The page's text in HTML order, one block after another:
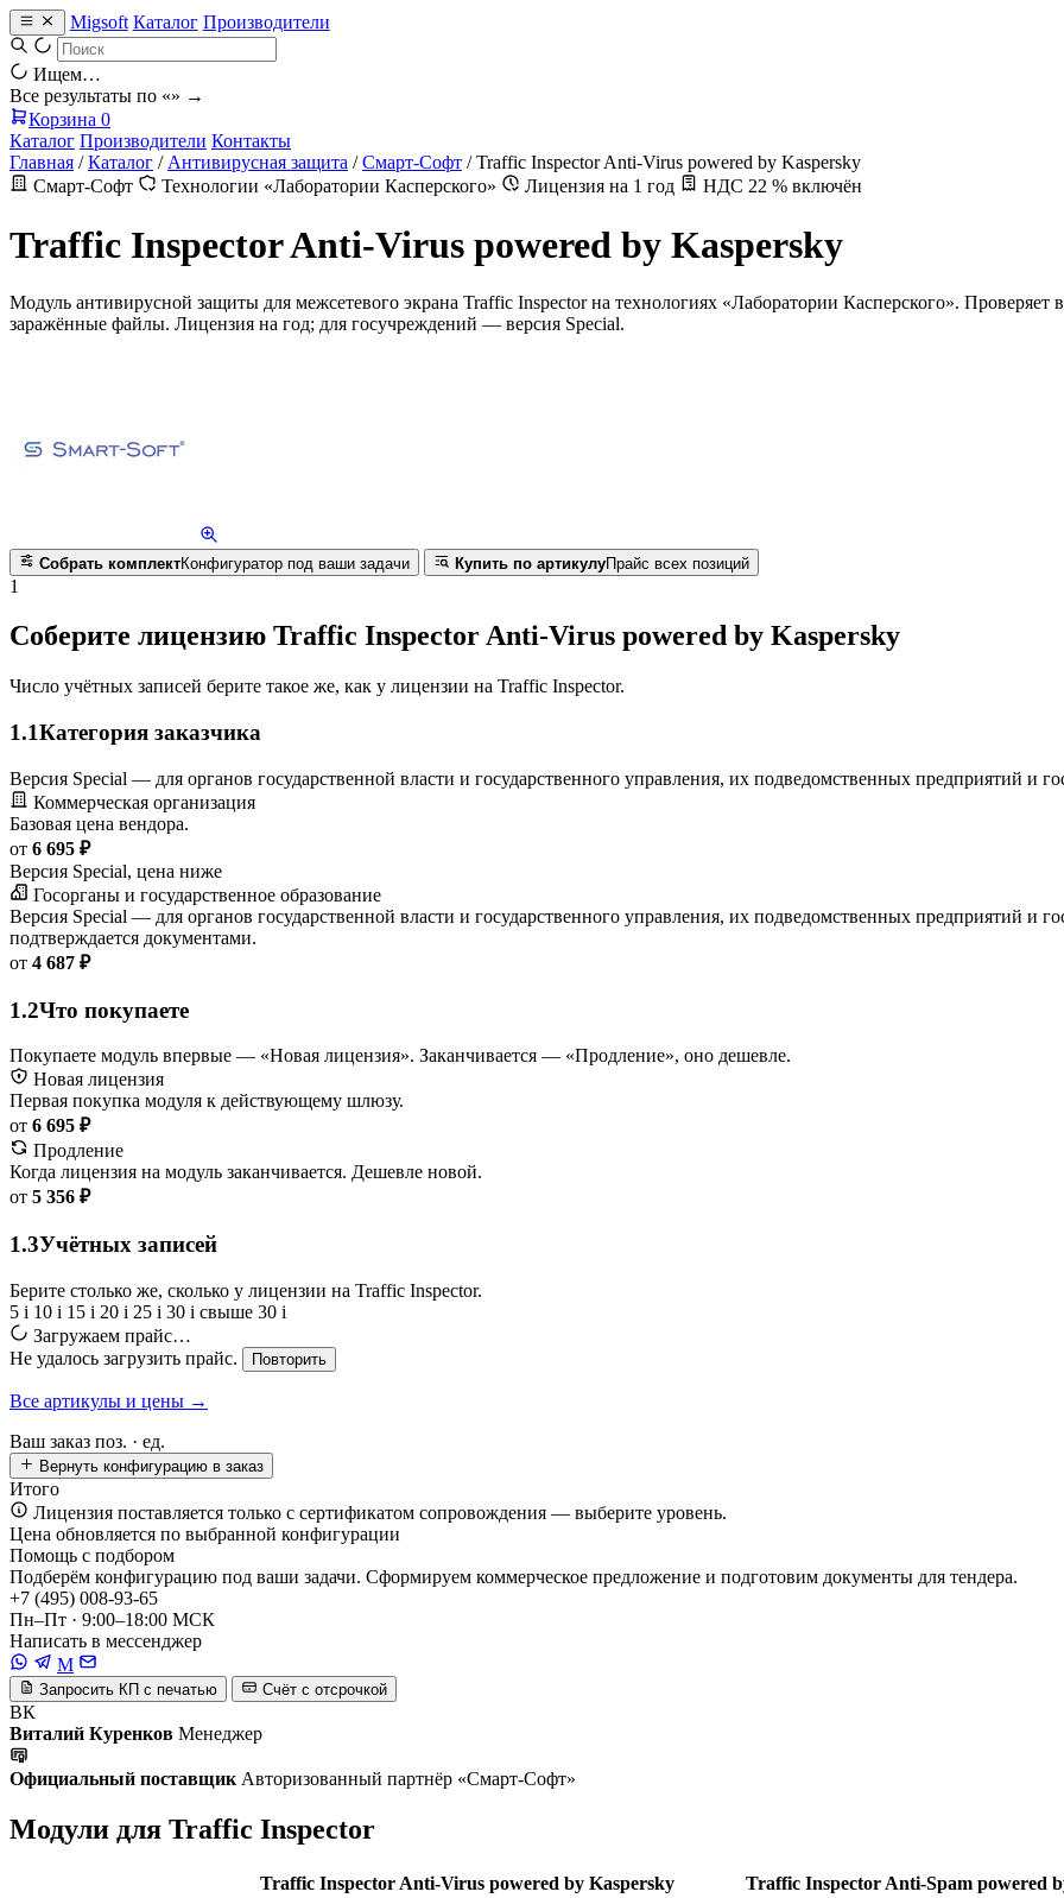
Migsoft Каталог Производители
Ищем…
Все результаты по «» →
Корзина 0
Каталог Производители Контакты
Главная / Каталог / Антивирусная защита / Смарт-Софт / Traffic Inspector Anti-Virus powered by Kaspersky
Смарт-Софт
Технологии «Лаборатории Касперского» Лицензия на 1 год НДС 22 % включён
Traffic Inspector Anti-Virus powered by Kaspersky
Модуль антивирусной защиты для межсетевого экрана Traffic Inspector на технологиях «Лаборатории Касперского».
заражённые файлы. Лицензия на год; для госучреждений — версия Special.
Собрать комплектКонфигуратор под ваши задачи Купить по артикулуПрайс всех позиций
1
Соберите лицензию Traffic Inspector Anti-Virus powered by Kaspersky
Число учётных записей берите такое же, как у лицензии на Traffic Inspector.
1.1Категория заказчика
Версия Special — для органов государственной власти и государственного управления, их подведомственных предприятий и
Коммерческая организация
Базовая цена вендора.
от 6 695 ₽
Версия Special, цена ниже
Госорганы и государственное образование
Версия Special — для органов государственной власти и государственного управления, их подведомственных предприятий и
подтверждается документами.
от 4 687 ₽
1.2Что покупаете
Покупаете модуль впервые — «Новая лицензия». Заканчивается — «Продление», оно дешевле.
Новая лицензия
Первая покупка модуля к действующему шлюзу.
от 6 695 ₽
Продление
Когда лицензия на модуль заканчивается. Дешевле новой.
от 5 356 ₽
1.3Учётных записей
Берите столько же, сколько у лицензии на Traffic Inspector.
5 i 10 i 15 i 20 i 25 i 30 i свыше 30 i
Загружаем прайс…
Не удалось загрузить прайс.
Повторить
Все артикулы и цены →
Ваш заказ поз. · ед.
Вернуть конфигурацию в заказ
Итого
Лицензия поставляется только с сертификатом сопровождения — выберите уровень.
Цена обновляется по выбранной конфигурации
Помощь с подбором
Подберём конфигурацию под ваши задачи. Сформируем коммерческое предложение и подготовим документы для тендера.
+7 (495) 008-93-65
Пн–Пт · 9:00–18:00 МСК
Написать в мессенджер
M
Запросить КП с печатью Счёт с отсрочкой
ВК
Виталий Куренков Менеджер
Официальный поставщик Авторизованный партнёр «Смарт-Софт»
Модули для Traffic Inspector
Traffic Inspector Anti-Virus powered by Kaspersky Traffic Inspector Anti-Spam powered